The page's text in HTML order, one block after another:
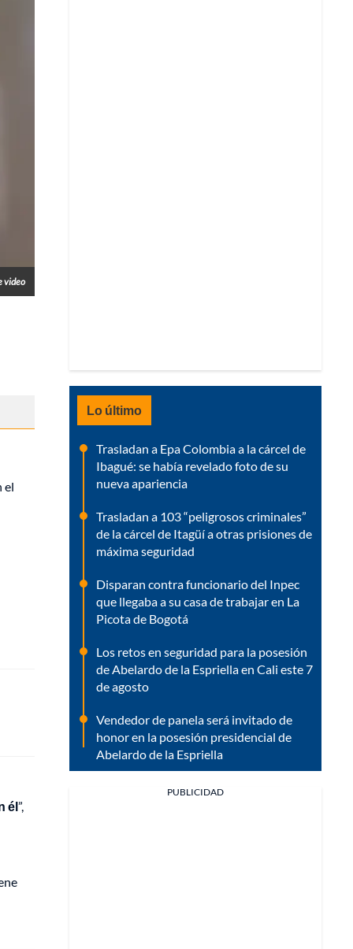
video
el
él”,
Lo último
Trasladan a Epa Colombia a la cárcel de
Ibagué: se había revelado foto de su
nueva apariencia
Trasladan a 103 “peligrosos criminales”
de la cárcel de Itagüí a otras prisiones de
máxima seguridad
Disparan contra funcionario del Inpec
que llegaba a su casa de trabajar en La
Picota de Bogotá
Los retos en seguridad para la posesión
de Abelardo de la Espriella en Cali este 7
de agosto
Vendedor de panela será invitado de
honor en la posesión presidencial de
Abelardo de la Espriella
PUBLICIDAD